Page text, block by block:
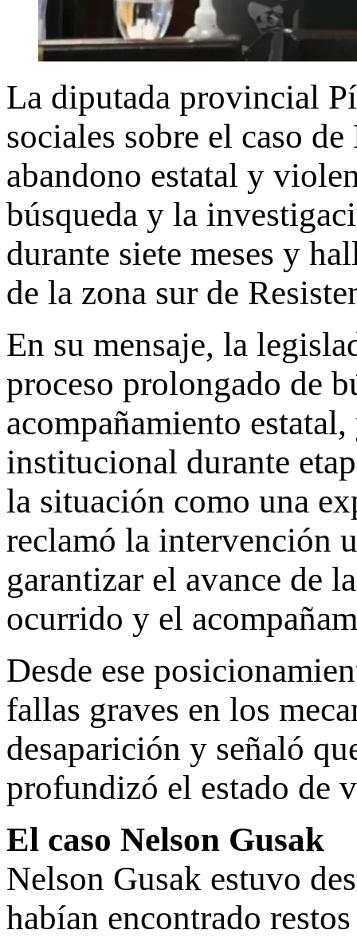
La diputada provincial
sociales sobre el caso
abandono estatal y
búsqueda y la
durante siete meses y
de la zona sur de
En su mensaje, la
proceso prolongado de
acompañamiento
institucional durante
la situación como una
reclamó la intervención
garantizar el avance de
ocurrido y el
Desde ese
fallas graves en los
desaparición y señaló
profundizó el estado de
El caso Nelson Gusak
Nelson Gusak estuvo
habían encontrado